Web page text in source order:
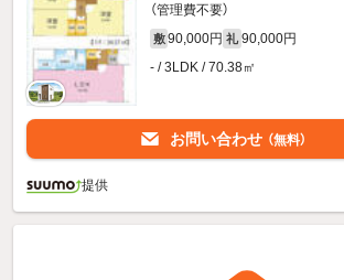
（管理費不要）
敷 90,000円 礼 90,000円
- / 3LDK / 70.38㎡
お問い合わせ （無料）
提供